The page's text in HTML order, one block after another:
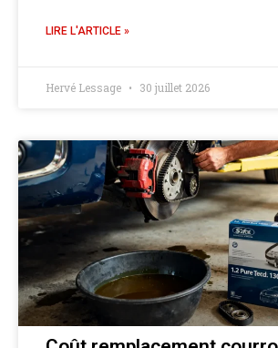
LIRE L'ARTICLE »
Hervé Lessage 30 juillet 2026